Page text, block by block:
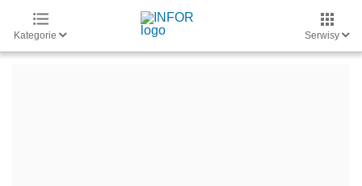
Kategorie Serwisy